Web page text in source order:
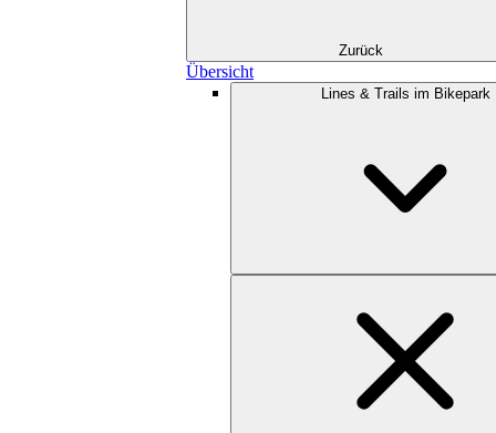
Zurück
Übersicht
Lines & Trails im Bikepark